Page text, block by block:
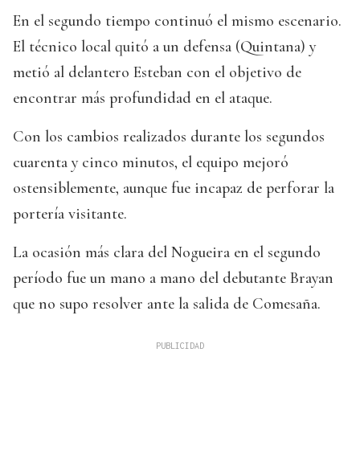
En el segundo tiempo continuó el mismo escenario.
El técnico local quitó a un defensa (Quintana) y
metió al delantero Esteban con el objetivo de
encontrar más profundidad en el ataque.
Con los cambios realizados durante los segundos
cuarenta y cinco minutos, el equipo mejoró
ostensiblemente, aunque fue incapaz de perforar la
portería visitante.
La ocasión más clara del Nogueira en el segundo
período fue un mano a mano del debutante Brayan
que no supo resolver ante la salida de Comesaña.